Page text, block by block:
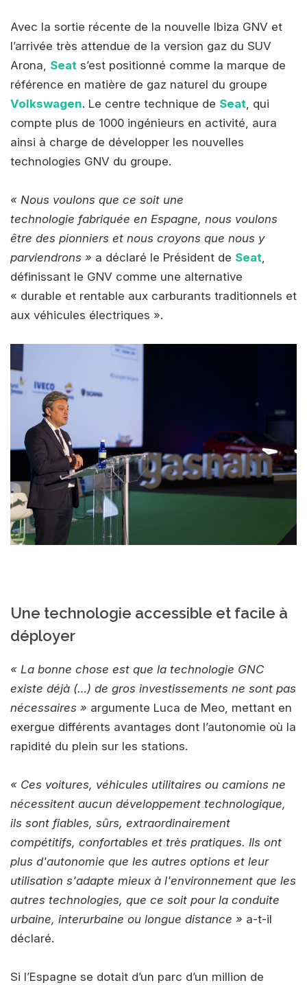
Avec la sortie récente de la nouvelle Ibiza GNV et
l’arrivée très attendue de la version gaz du SUV
Arona, Seat s’est positionné comme la marque de
référence en matière de gaz naturel du groupe
Volkswagen. Le centre technique de Seat, qui
compte plus de 1000 ingénieurs en activité, aura
ainsi à charge de développer les nouvelles
technologies GNV du groupe.
« Nous voulons que ce soit une
technologie fabriquée en Espagne, nous voulons
être des pionniers et nous croyons que nous y
parviendrons » a déclaré le Président de Seat,
définissant le GNV comme une alternative
« durable et rentable aux carburants traditionnels et
aux véhicules électriques ».
Une technologie accessible et facile à
déployer
« La bonne chose est que la technologie GNC
existe déjà (…) de gros investissements ne sont pas
nécessaires » argumente Luca de Meo, mettant en
exergue différents avantages dont l’autonomie où la
rapidité du plein sur les stations.
« Ces voitures, véhicules utilitaires ou camions ne
nécessitent aucun développement technologique,
ils sont fiables, sûrs, extraordinairement
compétitifs, confortables et très pratiques. Ils ont
plus d'autonomie que les autres options et leur
utilisation s'adapte mieux à l'environnement que les
autres technologies, que ce soit pour la conduite
urbaine, interurbaine ou longue distance » a-t-il
déclaré.
Si l’Espagne se dotait d’un parc d’un million de